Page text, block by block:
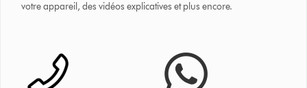
votre appareil, des vidéos explicatives et plus encore.